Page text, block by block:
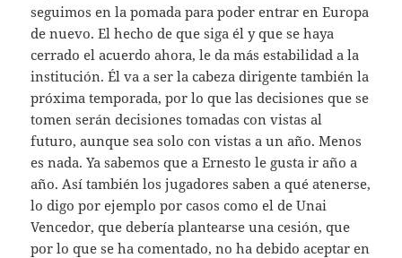
seguimos en la pomada para poder entrar en Europa
de nuevo. El hecho de que siga él y que se haya
cerrado el acuerdo ahora, le da más estabilidad a la
institución. Él va a ser la cabeza dirigente también la
próxima temporada, por lo que las decisiones que se
tomen serán decisiones tomadas con vistas al
futuro, aunque sea solo con vistas a un año. Menos
es nada. Ya sabemos que a Ernesto le gusta ir año a
año. Así también los jugadores saben a qué atenerse,
lo digo por ejemplo por casos como el de Unai
Vencedor, que debería plantearse una cesión, que
por lo que se ha comentado, no ha debido aceptar en